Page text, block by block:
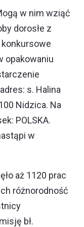
w nim wziąć
dorosłe z
opakowaniu
s. Halina
Nidzica. Na
POLSKA.
w
aż 1120 prac
różnorodność
bł.